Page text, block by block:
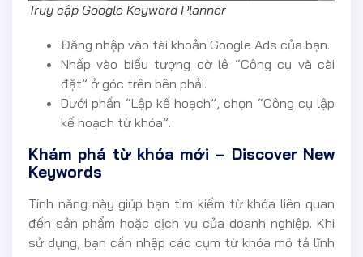
Truy cập Google Keyword Planner
Đăng nhập vào tài khoản Google Ads của bạn.
Nhấp vào biểu tượng cờ lê “Công cụ và cài
đặt” ở góc trên bên phải.
Dưới phần “Lập kế hoạch”, chọn “Công cụ lập
kế hoạch từ khóa”.
Khám phá từ khóa mới – Discover New
Keywords
Tính năng này giúp bạn tìm kiếm từ khóa liên quan
đến sản phẩm hoặc dịch vụ của doanh nghiệp. Khi
sử dụng, bạn cần nhập các cụm từ khóa mô tả lĩnh